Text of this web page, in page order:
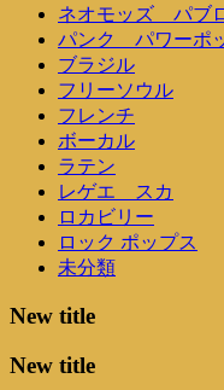
ネオモッズ パブ
パンク パワーポ
ブラジル
フリーソウル
フレンチ
ボーカル
ラテン
レゲエ スカ
ロカビリー
ロック ポップス
未分類
New title
New title